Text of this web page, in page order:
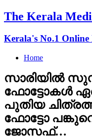
The Kerala
Kerala's No.1 Online
Home
സാരിയിൽ
ഫോട്ടോകൾ
പുതിയ
ഫോട്ടോ
ജോസഫ്…